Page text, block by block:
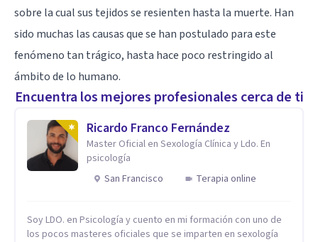
sobre la cual sus tejidos se resienten hasta la muerte. Han
sido muchas las causas que se han postulado para este
fenómeno tan trágico, hasta hace poco restringido al
ámbito de lo humano.
Encuentra los mejores profesionales cerca de ti
Ricardo Franco Fernández
Master Oficial en Sexología Clínica y Ldo. En
psicología
San Francisco
Terapia online
Soy LDO. en Psicología y cuento en mi formación con uno de
los pocos masteres oficiales que se imparten en sexología